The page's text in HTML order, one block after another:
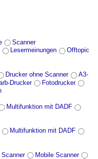
Scanner
Lesermeinungen
Offtopic
Drucker ohne Scanner
A3-
Drucker
Fotodrucker
Multifunktion mit DADF
Multifunktion mit DADF
Mobile Scanner